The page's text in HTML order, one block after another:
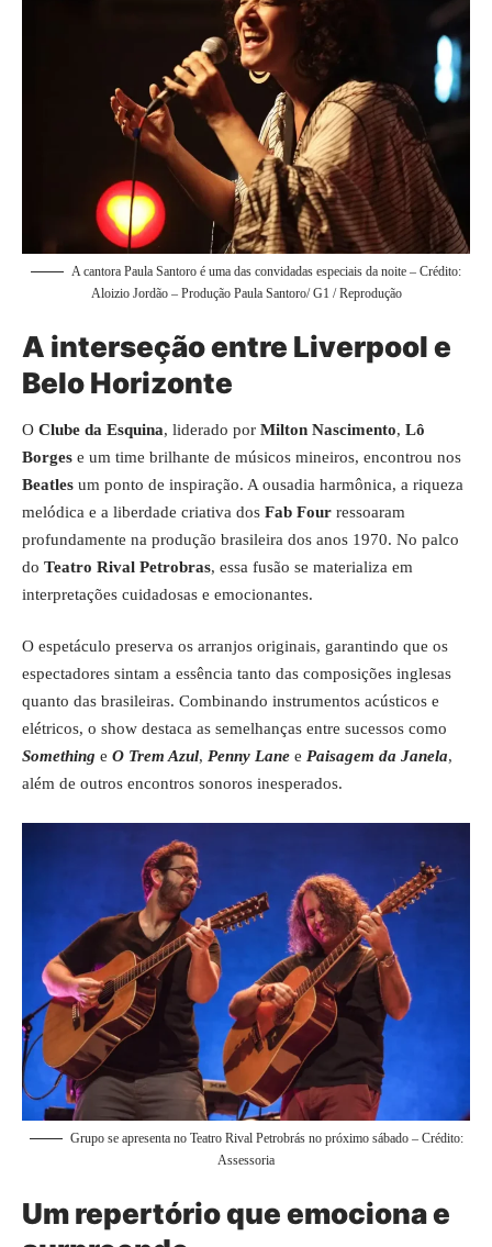
A cantora Paula Santoro é uma das convidadas especiais da noite – Crédito:
Aloizio Jordão – Produção Paula Santoro/ G1 / Reprodução
A interseção entre Liverpool e
Belo Horizonte
O Clube da Esquina, liderado por Milton Nascimento, Lô
Borges e um time brilhante de músicos mineiros, encontrou nos
Beatles um ponto de inspiração. A ousadia harmônica, a riqueza
melódica e a liberdade criativa dos Fab Four ressoaram
profundamente na produção brasileira dos anos 1970. No palco
do Teatro Rival Petrobras, essa fusão se materializa em
interpretações cuidadosas e emocionantes.
O espetáculo preserva os arranjos originais, garantindo que os
espectadores sintam a essência tanto das composições inglesas
quanto das brasileiras. Combinando instrumentos acústicos e
elétricos, o show destaca as semelhanças entre sucessos como
Something e O Trem Azul, Penny Lane e Paisagem da Janela,
além de outros encontros sonoros inesperados.
Grupo se apresenta no Teatro Rival Petrobrás no próximo sábado – Crédito:
Assessoria
Um repertório que emociona e